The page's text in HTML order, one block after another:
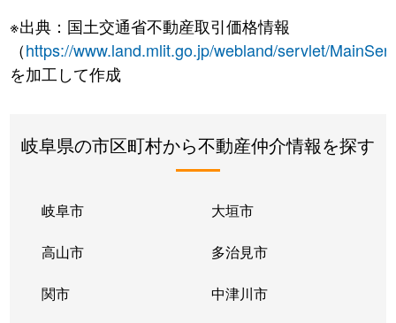
※出典：国土交通省不動産取引価格情報
（https://www.land.mlit.go.jp/webland/servlet/
を加工して作成
岐阜県の市区町村から不動産仲介情報を探す
岐阜市 大垣市
高山市 多治見市
関市 中津川市